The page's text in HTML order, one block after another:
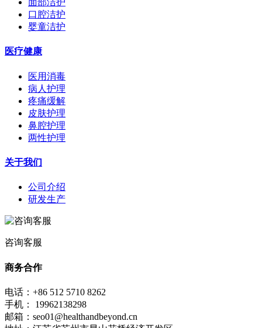
面部洁护
口腔洁护
婴童洁护
医疗健康
医用消毒
病人护理
疼痛缓解
皮肤护理
鼻腔护理
两性护理
关于我们
公司介绍
研发生产
咨询客服
商务合作
电话：+86 512 5710 8262
手机： 19962138298
邮箱：seo01@healthandbeyond.cn